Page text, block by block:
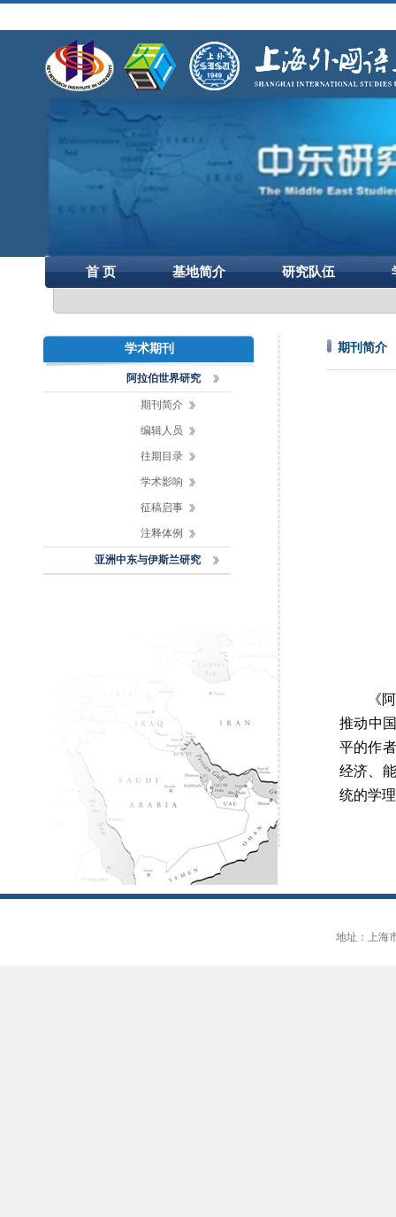
首 页 基地简介 研究队伍
学术期刊
阿拉伯世界研究
期刊简介
编辑人员
往期目录
学术影响
征稿启事
注释体例
亚洲中东与伊斯兰研究
期刊简介
《
推动中
平的作
经济、
统的学
地址：上海